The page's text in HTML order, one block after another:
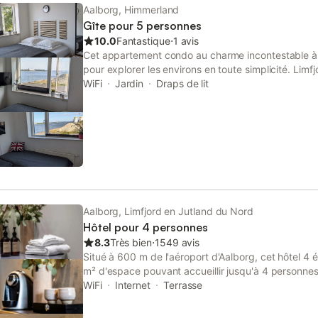
Aalborg, Himmerland
Gîte pour 5 personnes
10.0Fantastique⋅1 avis
Cet appartement condo au charme incontestable
pour explorer les environs en toute simplicité.
minutes à pied et Maison de la musique à 15
sèche-cheveux, des serviettes et du papier toilette.
équipements et services, vous trouverez un salon,
table à manger.
WiFi Jardin Draps de lit
Aalborg, Limfjord en Jutland du Nord
Hôtel pour 4 personnes
8.3Très bien⋅1549 avis
Situé à 600 m de l'aéroport d'Aalborg, cet hôtel 4
m² d'espace pouvant accueillir jusqu'à 4
de chambres insonorisées pour garantir un
WiFi Internet Terrasse